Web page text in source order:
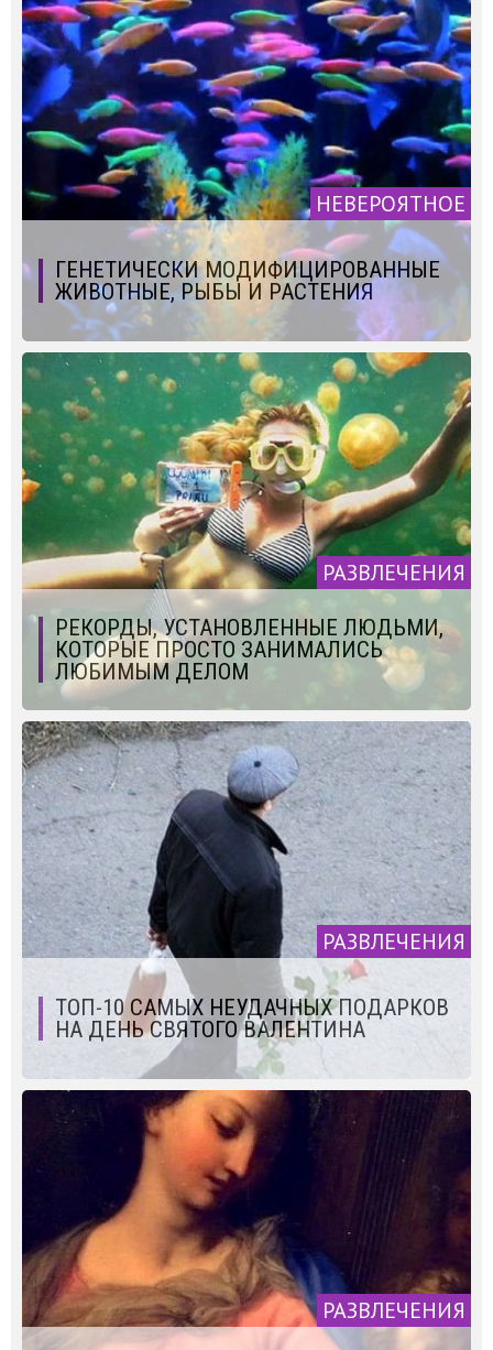
НЕВЕРОЯТНОЕ
ГЕНЕТИЧЕСКИ МОДИФИЦИРОВАННЫЕ
ЖИВОТНЫЕ, РЫБЫ И РАСТЕНИЯ
РАЗВЛЕЧЕНИЯ
РЕКОРДЫ, УСТАНОВЛЕННЫЕ ЛЮДЬМИ,
КОТОРЫЕ ПРОСТО ЗАНИМАЛИСЬ
ЛЮБИМЫМ ДЕЛОМ
РАЗВЛЕЧЕНИЯ
ТОП-10 САМЫХ НЕУДАЧНЫХ ПОДАРКОВ
НА ДЕНЬ СВЯТОГО ВАЛЕНТИНА
РАЗВЛЕЧЕНИЯ